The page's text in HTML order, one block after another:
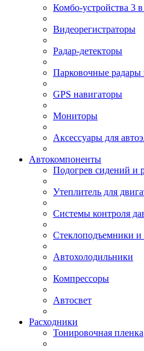
Комбо-устройства 3 в
Видеорегистраторы
Радар-детекторы
Парковочные радары
GPS навигаторы
Мониторы
Аксессуары для
Автокомпоненты
Подогрев сидений и
Утеплитель для
Системы контроля
Стеклоподъемники и
Автохолодильники
Компрессоры
Автосвет
Расходники
Тонировочная пленка